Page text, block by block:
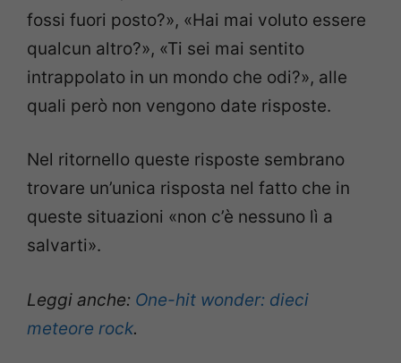
fossi fuori posto?», «Hai mai voluto essere
qualcun altro?», «Ti sei mai sentito
intrappolato in un mondo che odi?», alle
quali però non vengono date risposte.
Nel ritornello queste risposte sembrano
trovare un’unica risposta nel fatto che in
queste situazioni «non c’è nessuno lì a
salvarti».
Leggi anche: One-hit wonder: dieci
meteore rock.